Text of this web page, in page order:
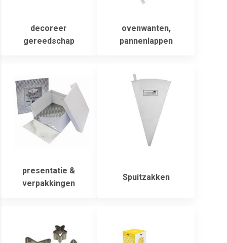
decoreer
gereedschap
ovenwanten,
pannenlappen
presentatie &
verpakkingen
Spuitzakken